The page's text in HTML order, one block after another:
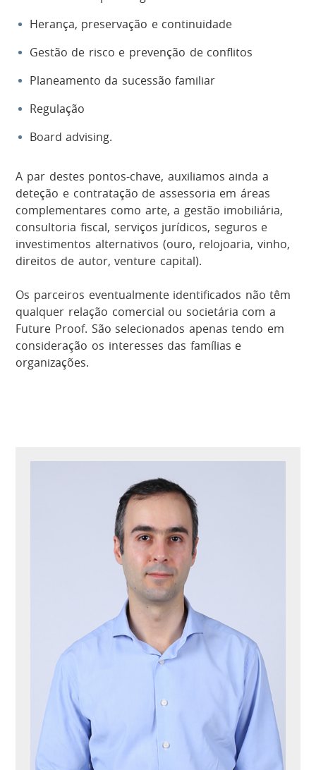
Herança, preservação e continuidade
Gestão de risco e prevenção de conflitos
Planeamento da sucessão familiar
Regulação
Board advising.
A par destes pontos-chave, auxiliamos ainda a
deteção e contratação de assessoria em áreas
complementares como arte, a gestão imobiliária,
consultoria fiscal, serviços jurídicos, seguros e
investimentos alternativos (ouro, relojoaria, vinho,
direitos de autor, venture capital).
Os parceiros eventualmente identificados não têm
qualquer relação comercial ou societária com a
Future Proof. São selecionados apenas tendo em
consideração os interesses das famílias e
organizações.